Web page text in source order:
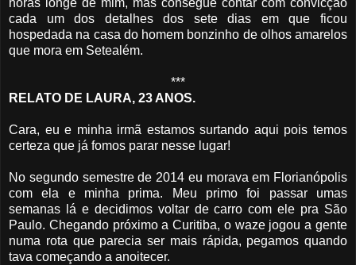
horas longe de mim, mas consegue contar com convicção
cada um dos detalhes dos sete dias em que ficou
hospedada na casa do homem bonzinho de olhos amarelos
que mora em Setealém.
***
RELATO DE LAURA, 23 ANOS.
Cara, eu e minha irmã estamos surtando aqui pois temos
certeza que já fomos parar nesse lugar!
No segundo semestre de 2014 eu morava em Florianópolis
com ela e minha prima. Meu primo foi passar umas
semanas lá e decidimos voltar de carro com ele pra São
Paulo. Chegando próximo a Curitiba, o waze jogou a gente
numa rota que parecia ser mais rápida, pegamos quando
tava começando a anoitecer.